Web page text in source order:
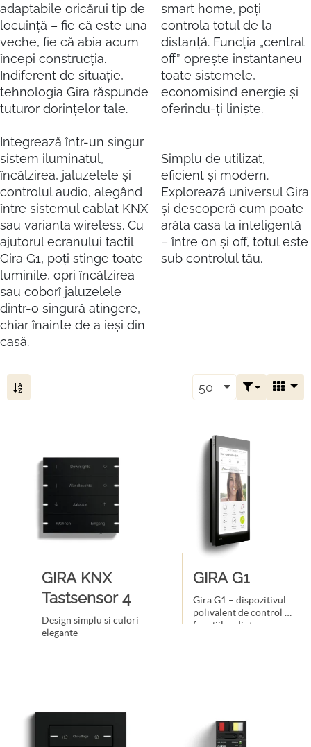
adaptabile oricărui tip de
locuință – fie că este una
veche, fie că abia acum
începi construcția.
Indiferent de situație,
tehnologia Gira răspunde
tuturor dorințelor tale.
Integrează într-un singur
sistem iluminatul,
încălzirea, jaluzelele și
controlul audio, alegând
între sistemul cablat KNX
sau varianta wireless. Cu
ajutorul ecranului tactil
Gira G1, poți stinge toate
luminile, opri încălzirea
sau coborî jaluzelele
dintr-o singură atingere,
chiar înainte de a ieși din
casă.
smart home, poți
controla totul de la
distanță. Funcția „central
off” oprește instantaneu
toate sistemele,
economisind energie și
oferindu-ți liniște.
Simplu de utilizat,
eficient și modern.
Explorează universul Gira
și descoperă cum poate
arăta casa ta inteligentă
– între on și off, totul este
sub controlul tău.
50
GIRA KNX
Tastsensor 4
Design simplu si culori
elegante
GIRA G1
Gira G1 – dispozitivul
polivalent de control al
funcțiilor dintr-o